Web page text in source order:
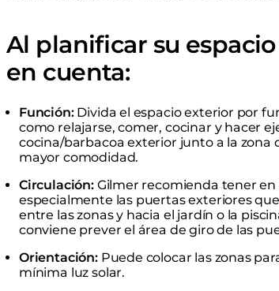
Al planificar su
en cuenta:
Función: Divida el espacio exterior por
como relajarse, comer, cocinar y hacer
cocina/barbacoa exterior junto a la zona
mayor comodidad.
Circulación: Gilmer recomienda tener
especialmente las puertas exteriores
entre las zonas y hacia el jardín o la
conviene prever el área de giro de las
Orientación: Puede colocar las zonas
mínima luz solar.